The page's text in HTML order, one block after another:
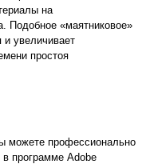
на
Подобное «маятниковое»
и увеличивает
простоя
можете профессионально
в программе Adobe